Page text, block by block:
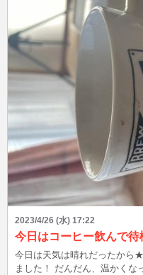
2023/4/26 (水) 17:22
今日はコーヒー飲んで待
今日は天気は晴れだったから
ました！ だんだん、温かくな